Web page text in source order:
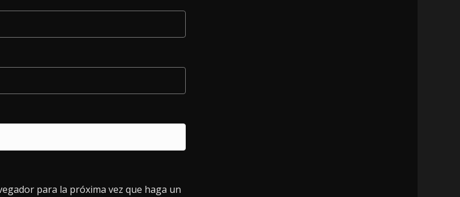
para la próxima vez que haga un